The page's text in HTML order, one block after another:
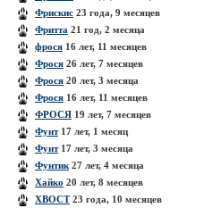
Фрискис 23 года, 9 месяцев
Фритта 21 год, 2 месяца
фрося 16 лет, 11 месяцев
Фрося 26 лет, 7 месяцев
Фрося 20 лет, 3 месяца
Фрося 16 лет, 11 месяцев
ФРОСЯ 19 лет, 7 месяцев
Фунт17 лет, 1 месяц
Фунт17 лет, 3 месяца
Фунтик 27 лет, 4 месяца
Хайко 20 лет, 8 месяцев
ХВОСТ23 года, 10 месяцев